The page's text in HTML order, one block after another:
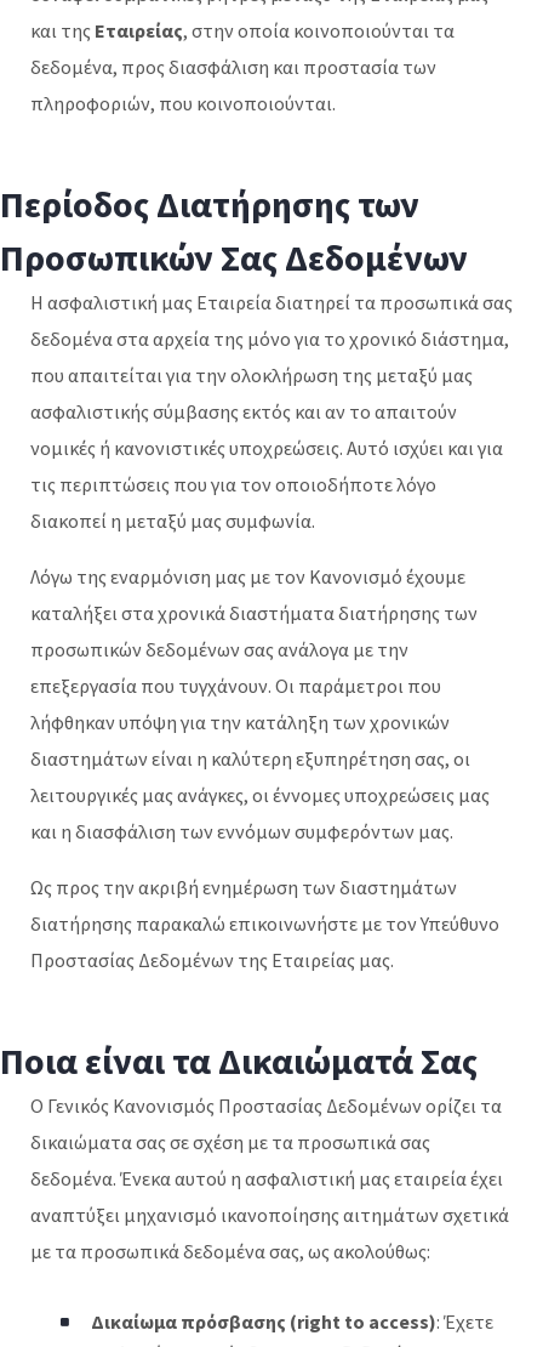
και της Εταιρείας, στην οποία κοινοποιούνται τα
δεδομένα, προς διασφάλιση και προστασία των
πληροφοριών, που κοινοποιούνται.
Περίοδος Διατήρησης των
Προσωπικών Σας Δεδομένων
Η ασφαλιστική μας Εταιρεία διατηρεί τα προσωπικά σας
δεδομένα στα αρχεία της μόνο για το χρονικό διάστημα,
που απαιτείται για την ολοκλήρωση της μεταξύ μας
ασφαλιστικής σύμβασης εκτός και αν το απαιτούν
νομικές ή κανονιστικές υποχρεώσεις. Αυτό ισχύει και για
τις περιπτώσεις που για τον οποιοδήποτε λόγο
διακοπεί η μεταξύ μας συμφωνία.
Λόγω της εναρμόνιση μας με τον Κανονισμό έχουμε
καταλήξει στα χρονικά διαστήματα διατήρησης των
προσωπικών δεδομένων σας ανάλογα με την
επεξεργασία που τυγχάνουν. Οι παράμετροι που
λήφθηκαν υπόψη για την κατάληξη των χρονικών
διαστημάτων είναι η καλύτερη εξυπηρέτηση σας, οι
λειτουργικές μας ανάγκες, οι έννομες υποχρεώσεις μας
και η διασφάλιση των εννόμων συμφερόντων μας.
Ως προς την ακριβή ενημέρωση των διαστημάτων
διατήρησης παρακαλώ επικοινωνήστε με τον Υπεύθυνο
Προστασίας Δεδομένων της Εταιρείας μας.
Ποια είναι τα Δικαιώματά Σας
Ο Γενικός Κανονισμός Προστασίας Δεδομένων ορίζει τα
δικαιώματα σας σε σχέση με τα προσωπικά σας
δεδομένα. Ένεκα αυτού η ασφαλιστική μας εταιρεία έχει
αναπτύξει μηχανισμό ικανοποίησης αιτημάτων σχετικά
με τα προσωπικά δεδομένα σας, ως ακολούθως:
Δικαίωμα πρόσβασης (right to access): Έχετε